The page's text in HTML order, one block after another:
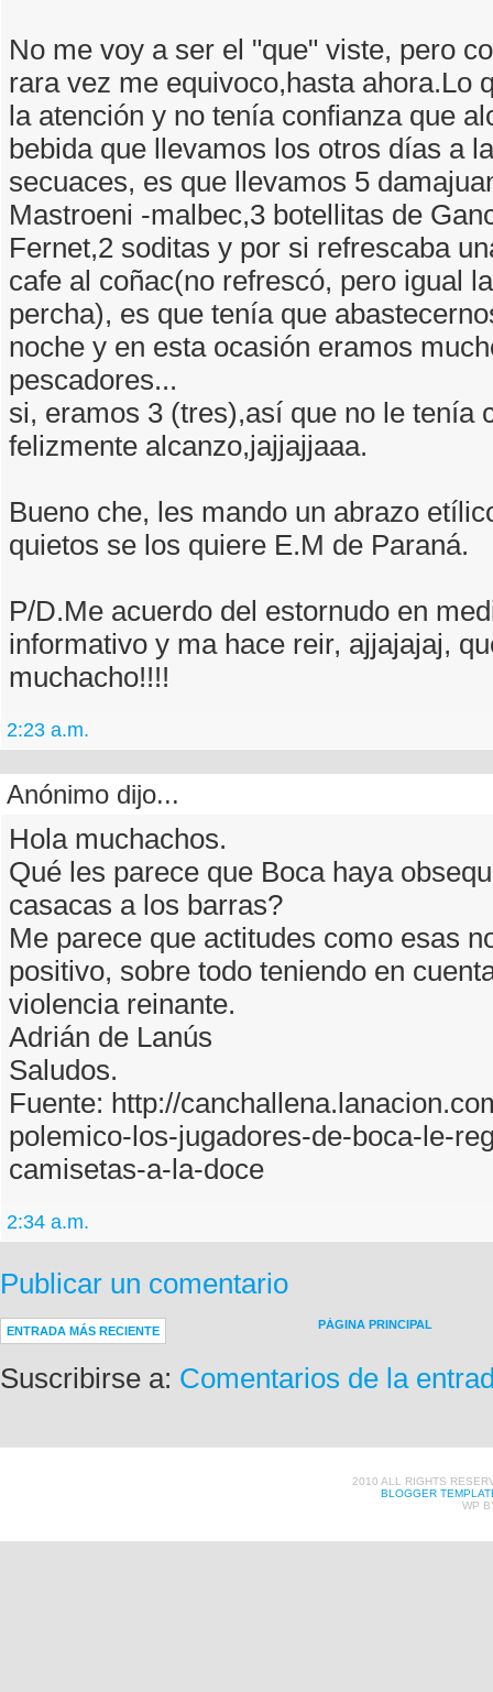
No me voy a ser el "que" viste, pero
rara vez me equivoco,hasta ahora.Lo
la atención y no tenía confianza que
bebida que llevamos los otros días a
secuaces, es que llevamos 5
Mastroeni -malbec,3 botellitas de
Fernet,2 soditas y por si refrescaba
cafe al coñac(no refrescó, pero igual
percha), es que tenía que
noche y en esta ocasión eramos
pescadores...
si, eramos 3 (tres),así que no le tenía
felizmente alcanzo,jajjajjaaa.
Bueno che, les mando un abrazo
quietos se los quiere E.M de Paraná.
P/D.Me acuerdo del estornudo en
informativo y ma hace reir, ajjajajaj,
muchacho!!!!
2:23 a.m.
Anónimo dijo...
Hola muchachos.
Qué les parece que Boca haya
casacas a los barras?
Me parece que actitudes como esas
positivo, sobre todo teniendo en
violencia reinante.
Adrián de Lanús
Saludos.
Fuente: http://
polemico-los-jugadores-de-boca-le-
camisetas-a-la-doce
2:34 a.m.
Publicar un comentario
ENTRADA MÁS RECIENTE PÁGINA PRINCIPAL
Suscribirse a: Comentarios de la
2010 ALL RIGHTS
BLOGGER
WP